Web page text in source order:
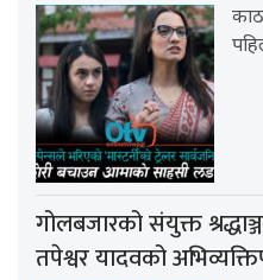
गोलबजारको संयुक्त
तपेश्वर यादवको